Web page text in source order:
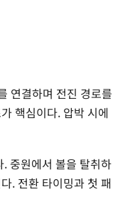
연결하며 전진 경로를
핵심이다. 압박 시에
중원에서 볼을 탈취하
. 전환 타이밍과 첫 패